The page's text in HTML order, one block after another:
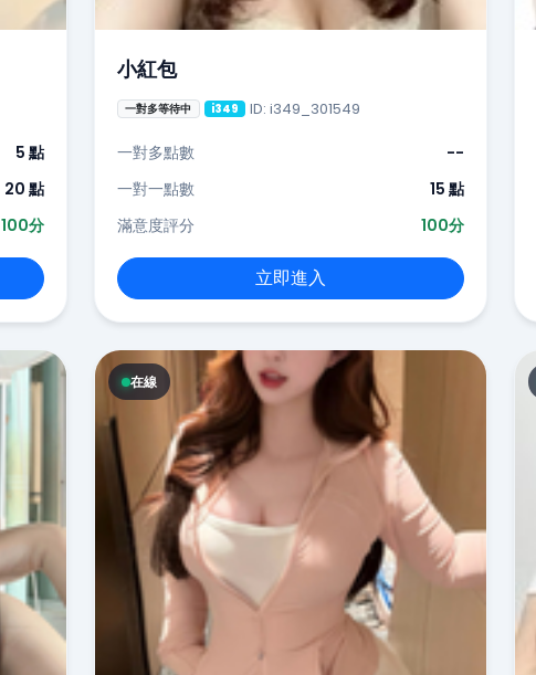
5 點
20 點
100分
小紅包
一對多等待中 i349 ID: i349_301549
一對多點數
--
一對一點數
15 點
滿意度評分
100分
立即進入
在線